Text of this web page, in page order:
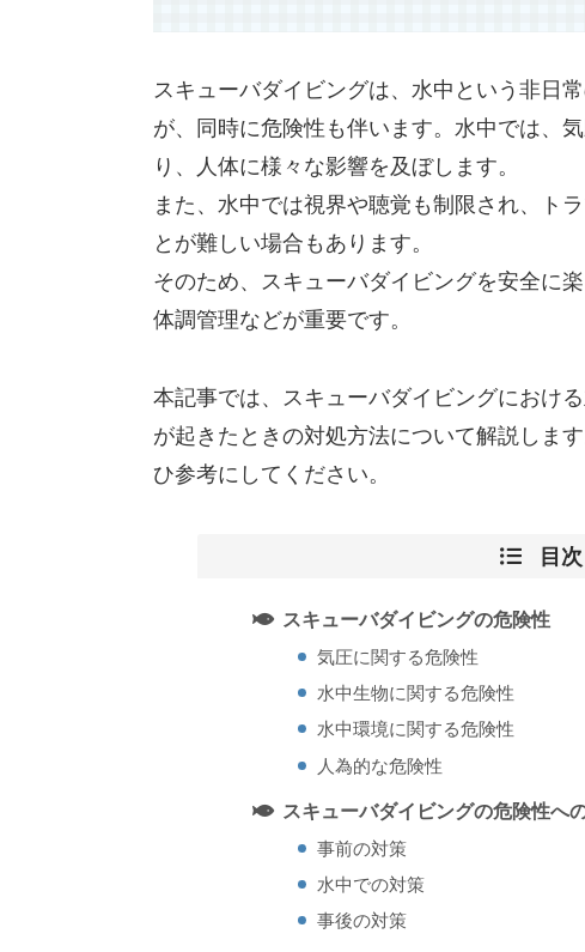
スキューバダイビングは、水中という非日
が、同時に危険性も伴います。水中では、
り、人体に様々な影響を及ぼします。
また、水中では視界や聴覚も制限され、ト
とが難しい場合もあります。
そのため、スキューバダイビングを安全に
体調管理などが重要です。
本記事では、スキューバダイビングにおけ
が起きたときの対処方法について解説しま
ひ参考にしてください。
目次
スキューバダイビングの危険性
気圧に関する危険性
水中生物に関する危険性
水中環境に関する危険性
人為的な危険性
スキューバダイビングの危険性へ
事前の対策
水中での対策
事後の対策